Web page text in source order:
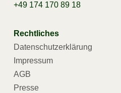
+49 174 170 89 18
Rechtliches
Datenschutzerklärung
Impressum
AGB
Presse